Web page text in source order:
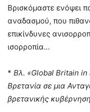
Βρισκόμαστε ενόψει
αναδασμού, που
επικίνδυνες
ισορροπία…
* Βλ. «Global Britain in
Βρετανία σε μια
βρετανικής